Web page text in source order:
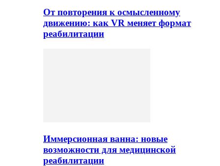
От повторения к осмысленному
движению: как VR меняет формат
реабилитации
Иммерсионная ванна: новые
возможности для медицинской
реабилитации